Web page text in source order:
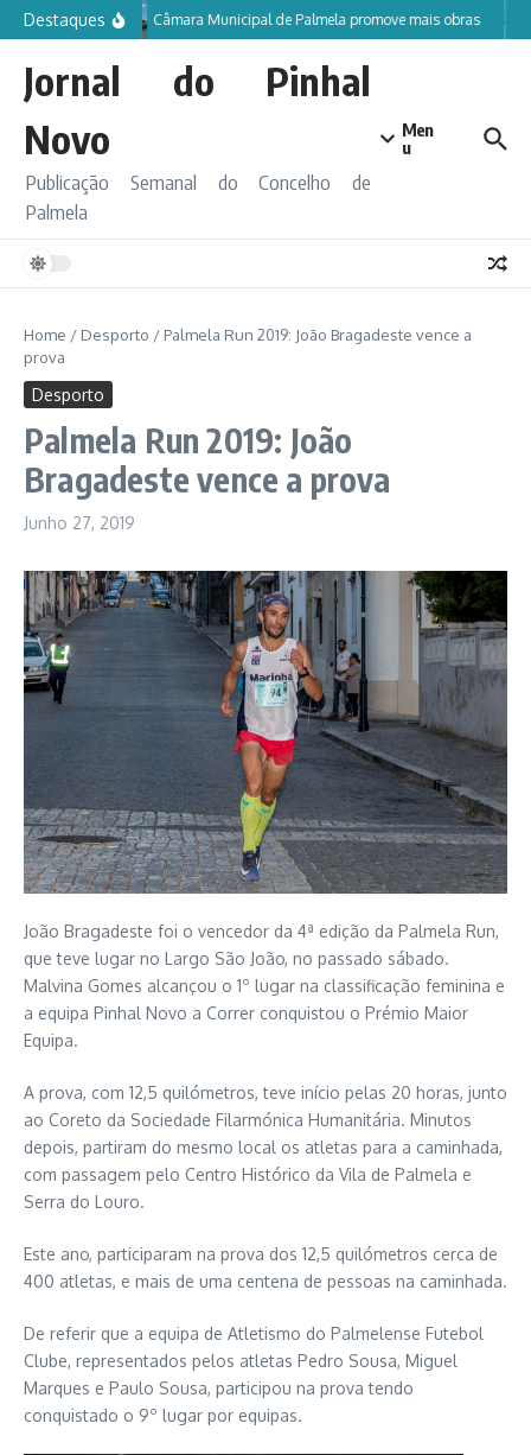
Ir para o conteúdo
Destaques Câmara Municipal de Palmela promove mais obras
Jornal do Pinhal
Novo
Publicação Semanal do Concelho de
Palmela
Men
u
Home / Desporto / Palmela Run 2019: João Bragadeste vence a
prova
Desporto
Palmela Run 2019: João
Bragadeste vence a prova
Junho 27, 2019
João Bragadeste foi o vencedor da 4ª edição da Palmela Run,
que teve lugar no Largo São João, no passado sábado.
Malvina Gomes alcançou o 1º lugar na classificação feminina e
a equipa Pinhal Novo a Correr conquistou o Prémio Maior
Equipa.
A prova, com 12,5 quilómetros, teve início pelas 20 horas, junto
ao Coreto da Sociedade Filarmónica Humanitária. Minutos
depois, partiram do mesmo local os atletas para a caminhada,
com passagem pelo Centro Histórico da Vila de Palmela e
Serra do Louro.
Este ano, participaram na prova dos 12,5 quilómetros cerca de
400 atletas, e mais de uma centena de pessoas na caminhada.
De referir que a equipa de Atletismo do Palmelense Futebol
Clube, representados pelos atletas Pedro Sousa, Miguel
Marques e Paulo Sousa, participou na prova tendo
conquistado o 9º lugar por equipas.